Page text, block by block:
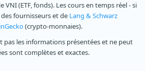
VNI (ETF, fonds). Les cours en temps réel - si
fournisseurs et de Lang & Schwarz
(crypto-monnaies).
pas les informations présentées et ne peut
sont complètes et exactes.